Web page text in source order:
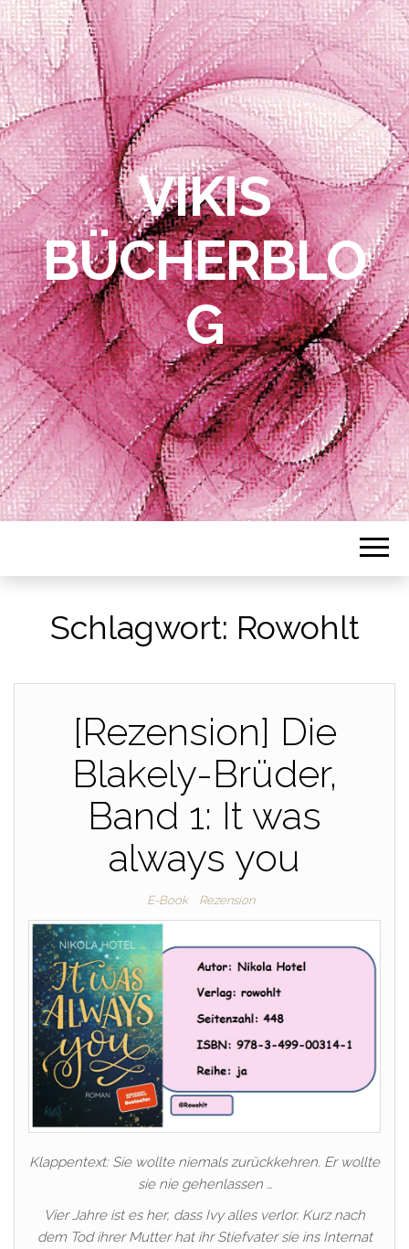
VIKIS
BÜCHERBLO
G
Schlagwort: Rowohlt
[Rezension] Die
Blakely-Brüder,
Band 1: It was
always you
E-Book Rezension
Klappentext: Sie wollte niemals zurückkehren. Er wollte
sie nie gehenlassen …
Vier Jahre ist es her, dass Ivy alles verlor. Kurz nach
dem Tod ihrer Mutter hat ihr Stiefvater sie ins Internat